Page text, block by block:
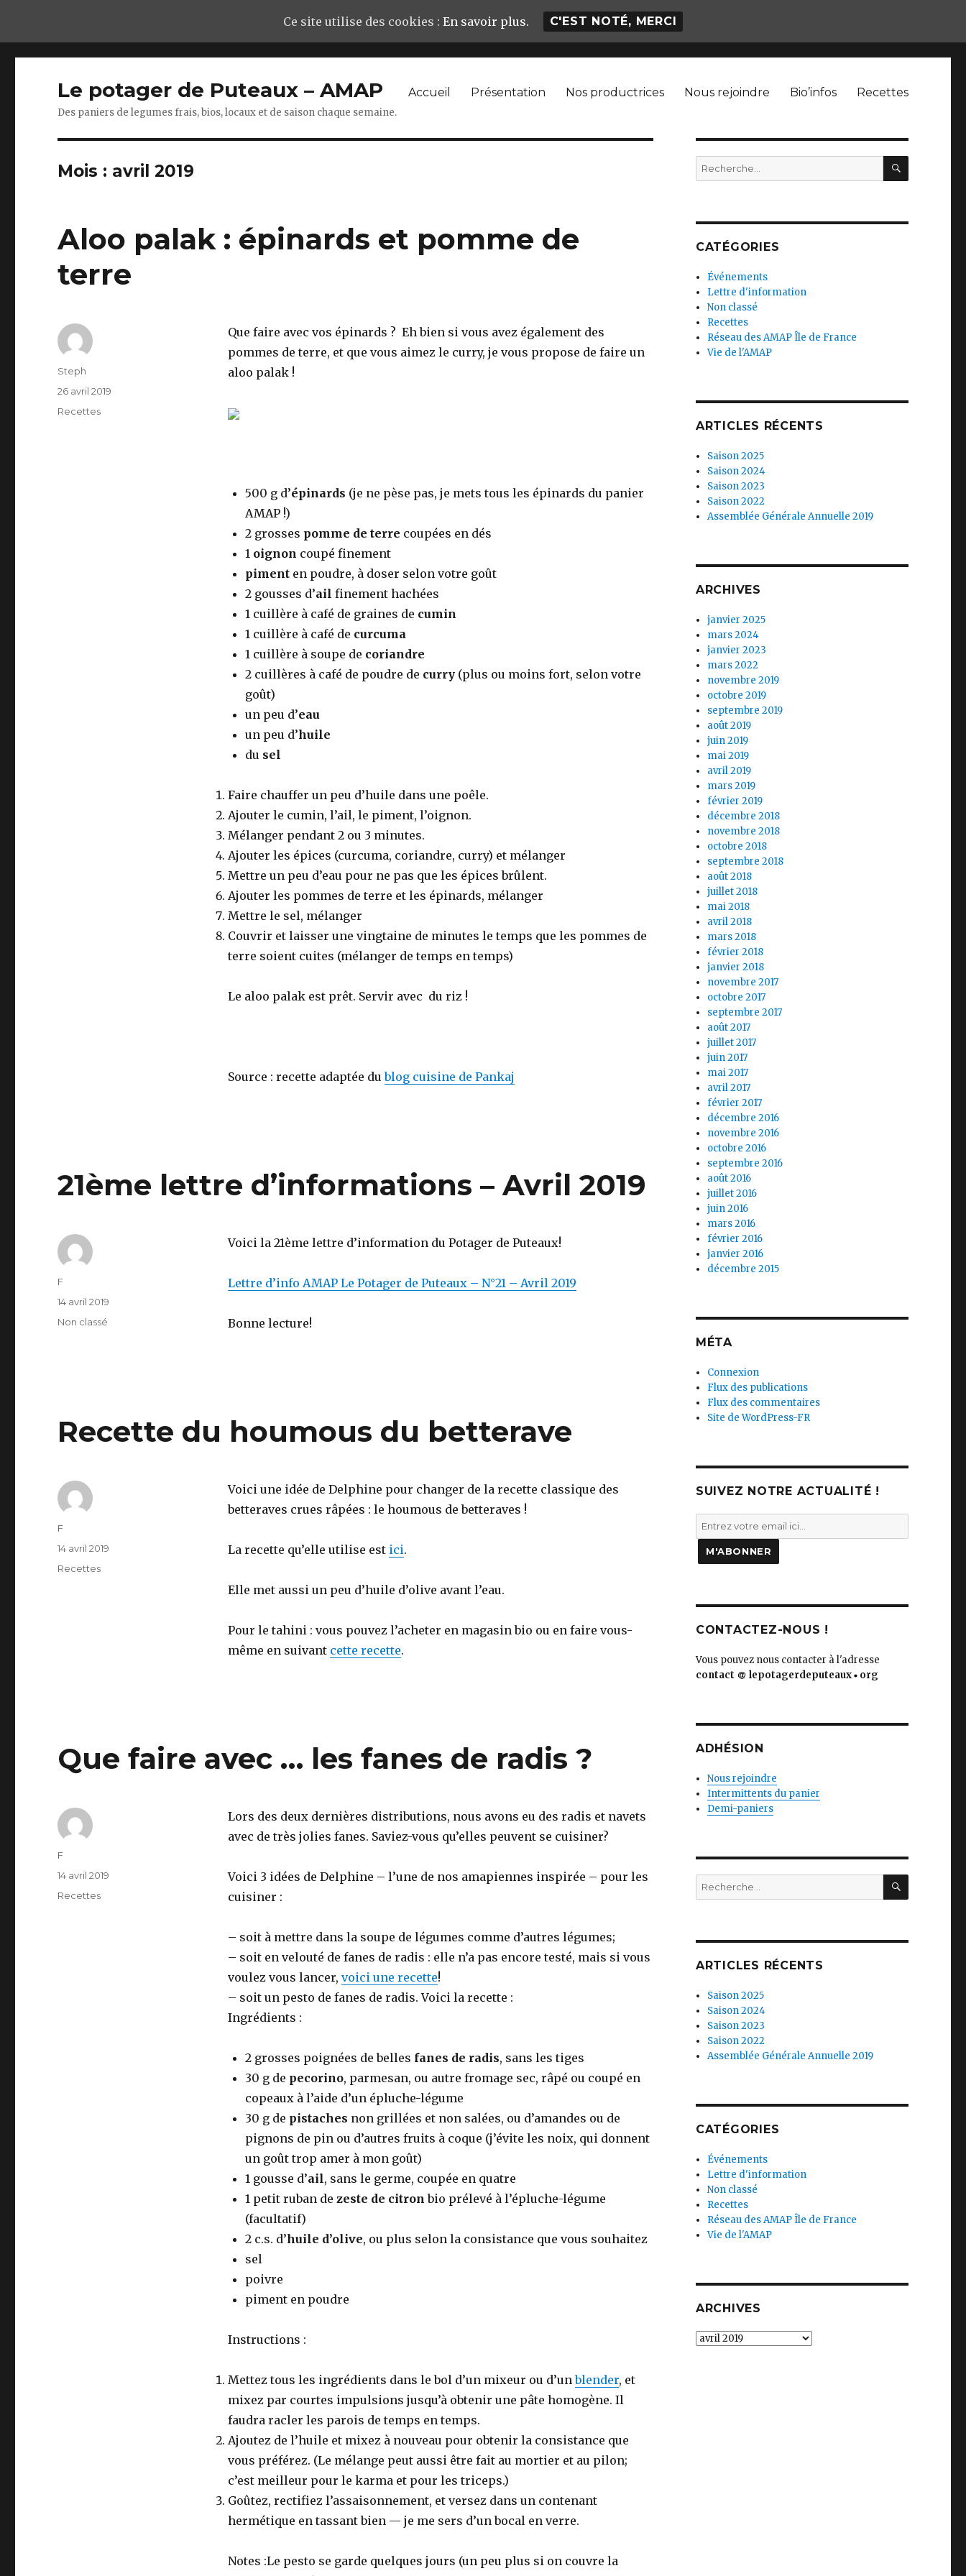
Le potager de Puteaux – AMAP
Des paniers de legumes frais, bios, locaux et de saison chaque semaine.
Accueil Présentation Nos productrices Nous rejoindre Bio’infos Recettes
Mois : avril 2019
Aloo palak : épinards et pomme de
terre
Que faire avec vos épinards ? Eh bien si vous avez également des
pommes de terre, et que vous aimez le curry, je vous propose de faire un
aloo palak !
500 g d’épinards (je ne pèse pas, je mets tous les épinards du panier
AMAP !)
2 grosses pomme de terre coupées en dés
1 oignon coupé finement
pimenten poudre, à doser selon votre goût
2 gousses d’ail finement hachées
1 cuillère à café de graines de cumin
1 cuillère à café de curcuma
1 cuillère à soupe de coriandre
2 cuillères à café de poudre de curry(plus ou moins fort, selon votre
goût)
un peu d’eau
un peu d’huile
du sel
Faire chauffer un peu d’huile dans une poêle.
Ajouter le cumin, l’ail, le piment, l’oignon.
Mélanger pendant 2 ou 3 minutes.
Ajouter les épices (curcuma, coriandre, curry) et mélanger
Mettre un peu d’eau pour ne pas que les épices brûlent.
Ajouter les pommes de terre et les épinards, mélanger
Mettre le sel, mélanger
Couvrir et laisser une vingtaine de minutes le temps que les pommes de
terre soient cuites (mélanger de temps en temps)
Le aloo palak est prêt. Servir avec du riz !
Source : recette adaptée dublog cuisine de Pankaj
Auteur
Steph
Publié
le
26 avril 2019
Catégories
Recettes
21ème lettre d’informations – Avril 2019
Voici la 21ème lettre d’information du Potager de Puteaux!
Lettre d’info AMAP Le Potager de Puteaux – N°21 – Avril 2019
Bonne lecture!
Auteur
F
Publié
le
14 avril 2019
Catégories
Non classé
Recette du houmous du betterave
Voici une idée de Delphine pour changer de la recette classique des
betteraves crues râpées : le houmous de betteraves !
La recette qu’elle utilise est ici.
Elle met aussi un peu d’huile d’olive avant l’eau.
Pour le tahini : vous pouvez l’acheter en magasin bio ou en faire vous-
même en suivant cette recette.
Auteur
F
Publié
le
14 avril 2019
Catégories
Recettes
Que faire avec … les fanes de radis ?
Lors des deux dernières distributions, nous avons eu des radis et navets
avec de très jolies fanes. Saviez-vous qu’elles peuvent se cuisiner?
Voici 3 idées de Delphine – l’une de nos amapiennes inspirée – pour les
cuisiner :
– soit à mettre dans la soupe de légumes comme d’autres légumes;
– soit en velouté de fanes de radis : elle n’a pas encore testé, mais si vous
voulez vous lancer, voici une recette!
– soit un pesto de fanes de radis. Voici la recette :
Ingrédients :
2 grosses poignées de belles fanes de radis, sans les tiges
30 g de pecorino, parmesan, ou autre fromage sec, râpé ou coupé en
copeaux à l’aide d’un épluche-légume
30 g de pistaches non grillées et non salées, ou d’amandes ou de
pignons de pin ou d’autres fruits à coque (j’évite les noix, qui donnent
un goût trop amer à mon goût)
1 gousse d’ail, sans le germe, coupée en quatre
1 petit ruban de zeste de citron bio prélevé à l’épluche-légume
(facultatif)
2 c.s. d’huile d’olive, ou plus selon la consistance que vous souhaitez
sel
poivre
piment en poudre
Instructions :
Mettez tous les ingrédients dans le bol d’un mixeur ou d’unblender, et
mixez par courtes impulsions jusqu’à obtenir une pâte homogène. Il
faudra racler les parois de temps en temps.
Ajoutez de l’huile et mixez à nouveau pour obtenir la consistance que
vous préférez. (Le mélange peut aussi être fait au mortier et au pilon;
c’est meilleur pour le karma et pour les triceps.)
Goûtez, rectifiez l’assaisonnement, et versez dans un contenant
hermétique en tassant bien — je me sers d’un bocal en verre.
Notes :Le pesto se garde quelques jours (un peu plus si on couvre la
Auteur
F
Publié
le
14 avril 2019
Catégories
Recettes
Recherche
pour
CATÉGORIES
Événements
Lettre d'information
Non classé
Recettes
Réseau des AMAP Île de France
Vie de l'AMAP
ARTICLES RÉCENTS
Saison 2025
Saison 2024
Saison 2023
Saison 2022
Assemblée Générale Annuelle 2019
ARCHIVES
janvier 2025
mars 2024
janvier 2023
mars 2022
novembre 2019
octobre 2019
septembre 2019
août 2019
juin 2019
mai 2019
avril 2019
mars 2019
février 2019
décembre 2018
novembre 2018
octobre 2018
septembre 2018
août 2018
juillet 2018
mai 2018
avril 2018
mars 2018
février 2018
janvier 2018
novembre 2017
octobre 2017
septembre 2017
août 2017
juillet 2017
juin 2017
mai 2017
avril 2017
février 2017
décembre 2016
novembre 2016
octobre 2016
septembre 2016
août 2016
juillet 2016
juin 2016
mars 2016
février 2016
janvier 2016
décembre 2015
MÉTA
Connexion
Flux des publications
Flux des commentaires
Site de WordPress-FR
SUIVEZ NOTRE ACTUALITÉ !
CONTACTEZ-NOUS !
Vous pouvez nous contacter à l'adresse
contact
lepotagerdeputeaux org
ADHÉSION
Nous rejoindre
Intermittents du panier
Demi-paniers
Recherche
pour
ARTICLES RÉCENTS
Saison 2025
Saison 2024
Saison 2023
Saison 2022
Assemblée Générale Annuelle 2019
CATÉGORIES
Événements
Lettre d'information
Non classé
Recettes
Réseau des AMAP Île de France
Vie de l'AMAP
ARCHIVES
Archives
Ce site utilise des cookies : En savoir plus. C'EST NOTÉ, MERCI